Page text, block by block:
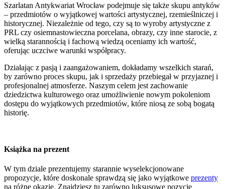
Szarlatan Antykwariat Wrocław podejmuje się także skupu antyków
– przedmiotów o wyjątkowej wartości artystycznej, rzemieślniczej i
historycznej. Niezależnie od tego, czy są to wyroby artystyczne z
PRL czy osiemnastowieczna porcelana, obrazy, czy inne starocie, z
wielką starannością i fachową wiedzą oceniamy ich wartość,
oferując uczciwe warunki współpracy.
Działając z pasją i zaangażowaniem, dokładamy wszelkich starań,
by zarówno proces skupu, jak i sprzedaży przebiegał w przyjaznej i
profesjonalnej atmosferze. Naszym celem jest zachowanie
dziedzictwa kulturowego oraz umożliwienie nowym pokoleniom
dostępu do wyjątkowych przedmiotów, które niosą ze sobą bogatą
historię.
Książka na prezent
W tym dziale prezentujemy starannie wyselekcjonowane
propozycje, które doskonale sprawdzą się jako wyjątkowe prezenty
na różne okazje. Znajdziesz tu zarówno luksusowe pozycje